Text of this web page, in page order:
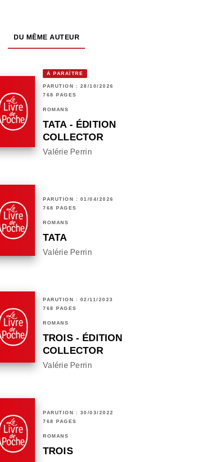
DU MÊME AUTEUR
À PARAÎTRE
PARUTION : 28/10/2026
768 PAGES
ROMANS
TATA - ÉDITION
COLLECTOR
Valérie Perrin
PARUTION : 01/04/2026
768 PAGES
ROMANS
TATA
Valérie Perrin
PARUTION : 02/11/2023
768 PAGES
ROMANS
TROIS - ÉDITION
COLLECTOR
Valérie Perrin
PARUTION : 30/03/2022
768 PAGES
ROMANS
TROIS